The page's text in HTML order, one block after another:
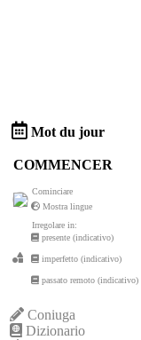
Mot du jour
COMMENCER
Cominciare
Mostra lingue
Irregolare in:
presente (indicativo)
imperfetto (indicativo)
passato remoto (indicativo)
Coniuga
Dizionario